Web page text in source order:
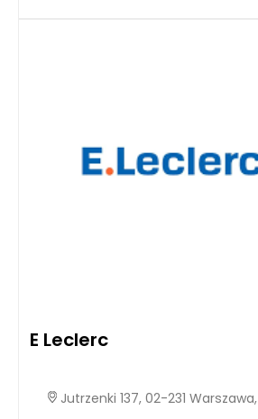
E Leclerc
Jutrzenki 137, 02-231 Warszawa,